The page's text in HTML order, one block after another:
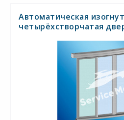
Автоматическая
четырёхстворчатая